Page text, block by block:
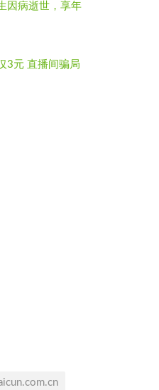
因病逝世，享年
3元 直播间骗局